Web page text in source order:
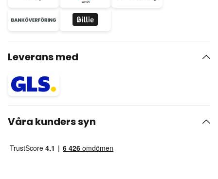
Leverans med
Våra kunders syn